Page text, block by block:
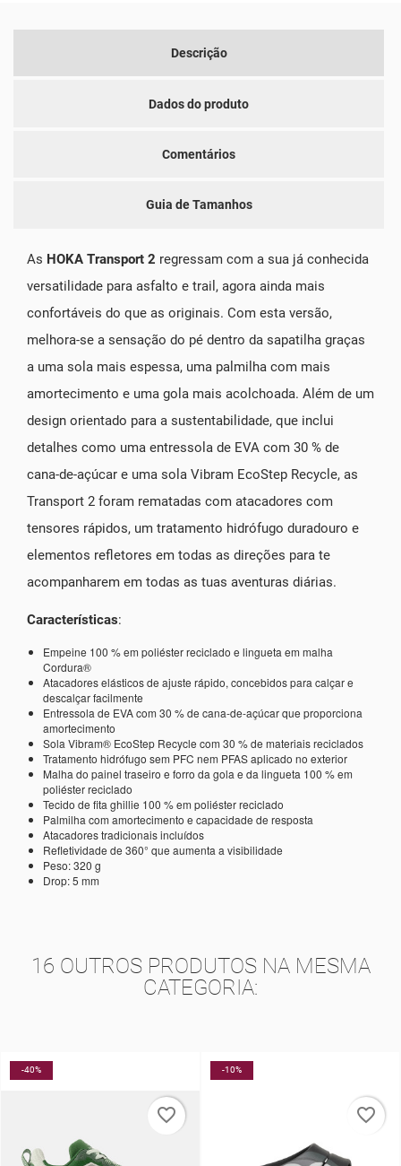
Descrição
Dados do produto
Comentários
Guia de Tamanhos
As HOKA Transport 2 regressam com a sua já conhecida
versatilidade para asfalto e trail, agora ainda mais
confortáveis do que as originais. Com esta versão,
melhora-se a sensação do pé dentro da sapatilha graças
a uma sola mais espessa, uma palmilha com mais
amortecimento e uma gola mais acolchoada. Além de um
design orientado para a sustentabilidade, que inclui
detalhes como uma entressola de EVA com 30 % de
cana-de-açúcar e uma sola Vibram EcoStep Recycle, as
Transport 2 foram rematadas com atacadores com
tensores rápidos, um tratamento hidrófugo duradouro e
elementos refletores em todas as direções para te
acompanharem em todas as tuas aventuras diárias.
Características:
Empeine 100 % em poliéster reciclado e lingueta em malha
Cordura®
Atacadores elásticos de ajuste rápido, concebidos para calçar e
descalçar facilmente
Entressola de EVA com 30 % de cana-de-açúcar que proporciona
amortecimento
Sola Vibram® EcoStep Recycle com 30 % de materiais reciclados
Tratamento hidrófugo sem PFC nem PFAS aplicado no exterior
Malha do painel traseiro e forro da gola e da lingueta 100 % em
poliéster reciclado
Tecido de fita ghillie 100 % em poliéster reciclado
Palmilha com amortecimento e capacidade de resposta
Atacadores tradicionais incluídos
Refletividade de 360° que aumenta a visibilidade
Peso: 320 g
Drop: 5 mm
16 OUTROS PRODUTOS NA MESMA
CATEGORIA:
-10%
favorite_border
-20%
favorite_border